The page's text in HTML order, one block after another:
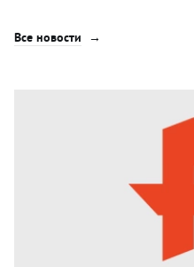
Все новости